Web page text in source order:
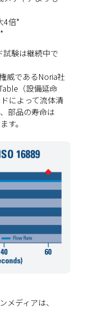
4倍*
験は継続中で
威であるNoria社
（設備延命
によって流体清
部品の寿命は
す。
メディアは、